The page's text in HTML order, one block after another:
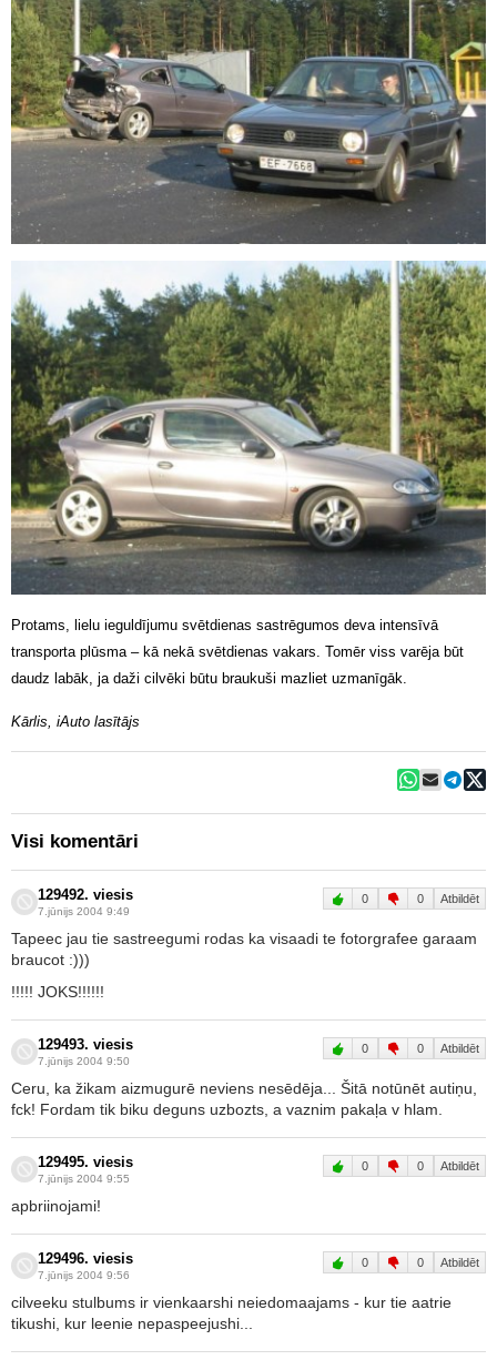
Protams, lielu ieguldījumu svētdienas sastrēgumos deva intensīvā
transporta plūsma – kā nekā svētdienas vakars. Tomēr viss varēja būt
daudz labāk, ja daži cilvēki būtu braukuši mazliet uzmanīgāk.
Kārlis, iAuto lasītājs
Visi komentāri
129492. viesis
7.jūnijs 2004 9:49
0 0 Atbildēt
Tapeec jau tie sastreegumi rodas ka visaadi te fotorgrafee garaam
braucot :)))
!!!!! JOKS!!!!!!
129493. viesis
7.jūnijs 2004 9:50
0 0 Atbildēt
Ceru, ka žikam aizmugurē neviens nesēdēja... Šitā notūnēt autiņu,
fck! Fordam tik biku deguns uzbozts, a vaznim pakaļa v hlam.
129495. viesis
7.jūnijs 2004 9:55
0 0 Atbildēt
apbriinojami!
129496. viesis
7.jūnijs 2004 9:56
0 0 Atbildēt
cilveeku stulbums ir vienkaarshi neiedomaajams - kur tie aatrie
tikushi, kur leenie nepaspeejushi...